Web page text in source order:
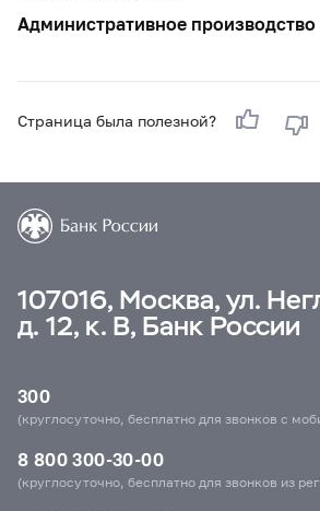
Административное производство
Страница была полезной?
107016, Москва, ул.
д. 12, к. В, Банк России
300
(круглосуточно, бесплатно для звонков с
8 800 300-30-00
(круглосуточно, бесплатно для звонков из